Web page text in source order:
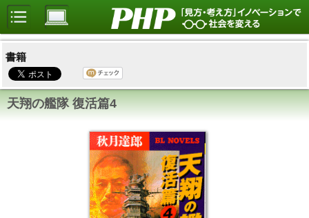
書籍
天翔の艦隊 復活篇4